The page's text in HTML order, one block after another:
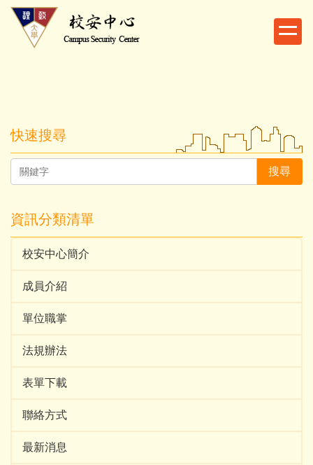
跳
快速搜尋
搜尋
資訊分類清單
校安中心簡介
成員介紹
單位職掌
法規辦法
表單下載
聯絡方式
最新消息